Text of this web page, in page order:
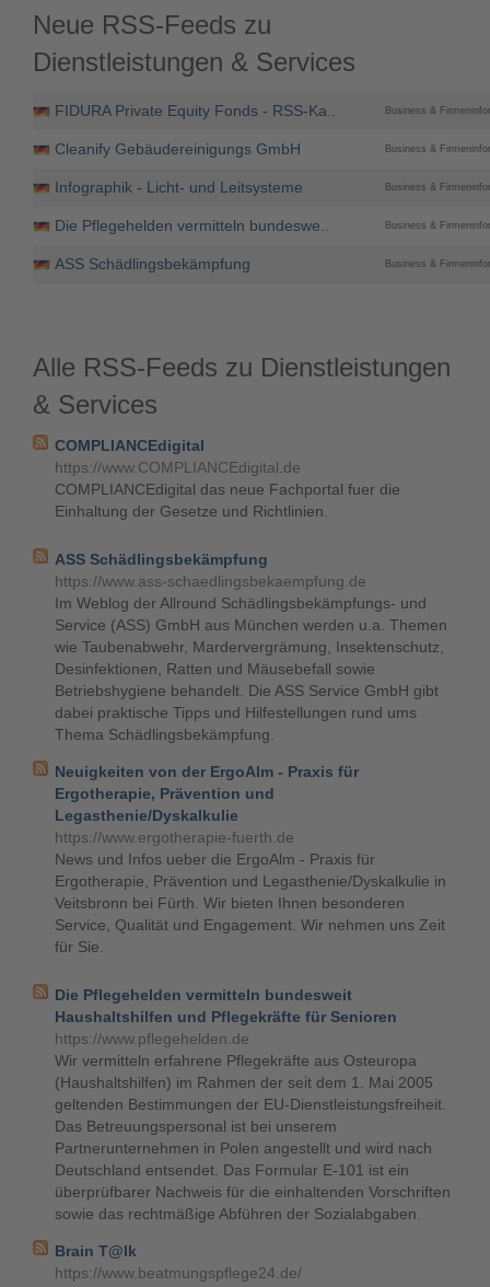
Neue RSS-Feeds zu
Dienstleistungen & Services
FIDURA Private Equity Fonds - RSS-Ka.. Business &
Cleanify Gebäudereinigungs GmbH Business &
Infographik - Licht- und Leitsysteme Business &
Die Pflegehelden vermitteln bundeswe.. Business &
ASS Schädlingsbekämpfung Business &
Alle RSS-Feeds zu Dienstleistungen
& Services
COMPLIANCEdigital
https://www.COMPLIANCEdigital.de
COMPLIANCEdigital das neue Fachportal fuer die
Einhaltung der Gesetze und Richtlinien.
ASS Schädlingsbekämpfung
https://www.ass-schaedlingsbekaempfung.de
Im Weblog der Allround Schädlingsbekämpfungs- und
Service (ASS) GmbH aus München werden u.a. Themen
wie Taubenabwehr, Mardervergrämung, Insektenschutz,
Desinfektionen, Ratten und Mäusebefall sowie
Betriebshygiene behandelt. Die ASS Service GmbH gibt
dabei praktische Tipps und Hilfestellungen rund ums
Thema Schädlingsbekämpfung.
Neuigkeiten von der ErgoAlm - Praxis für
Ergotherapie, Prävention und
Legasthenie/Dyskalkulie
https://www.ergotherapie-fuerth.de
News und Infos ueber die ErgoAlm - Praxis für
Ergotherapie, Prävention und Legasthenie/Dyskalkulie in
Veitsbronn bei Fürth. Wir bieten Ihnen besonderen
Service, Qualität und Engagement. Wir nehmen uns Zeit
für Sie.
Die Pflegehelden vermitteln bundesweit
Haushaltshilfen und Pflegekräfte für Senioren
https://www.pflegehelden.de
Wir vermitteln erfahrene Pflegekräfte aus Osteuropa
(Haushaltshilfen) im Rahmen der seit dem 1. Mai 2005
geltenden Bestimmungen der EU-Dienstleistungsfreiheit.
Das Betreuungspersonal ist bei unserem
Partnerunternehmen in Polen angestellt und wird nach
Deutschland entsendet. Das Formular E-101 ist ein
überprüfbarer Nachweis für die einhaltenden Vorschriften
sowie das rechtmäßige Abführen der Sozialabgaben.
Brain T@lk
https://www.beatmungspflege24.de/